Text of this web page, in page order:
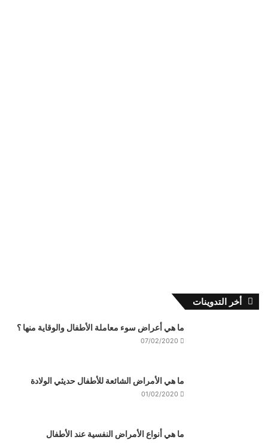
أخر التدوينات
ما هي أعراض سوء معاملة الأطفال والوقاية منها ؟
07/02/2020
ما هي الأمراض الشائعة للأطفال حديثي الولادة
01/02/2020
ما هي أنواع الأمراض النفسية عند الأطفال